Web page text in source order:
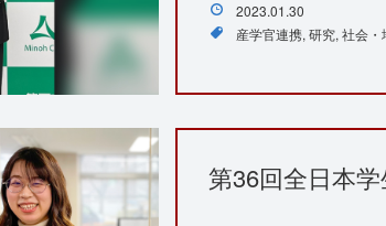
2023.01.30
産学官連携 研究 社会・
第36回全日本